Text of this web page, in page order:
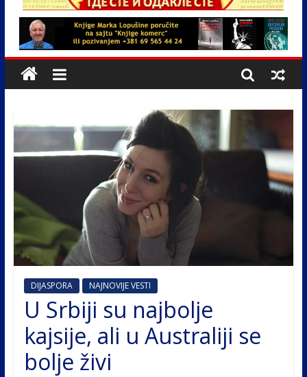
DIJASPORA NAJNOVIJE VESTI
U Srbiji su najbolje
kajsije, ali u Australiji se
bolje živi